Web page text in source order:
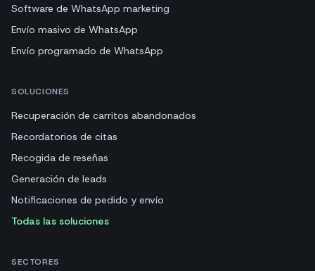
Software de WhatsApp marketing
Envío masivo de WhatsApp
Envío programado de WhatsApp
SOLUCIONES
Recuperación de carritos abandonados
Recordatorios de citas
Recogida de reseñas
Generación de leads
Notificaciones de pedido y envío
Todas las soluciones
SECTORES